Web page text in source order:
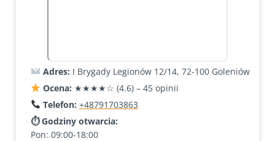
Adres: I Brygady Legionów 12/14, 72-100 Goleniów
Ocena: ★★★★☆ (4.6) – 45 opinii
Telefon: +48791703863
⏱ Godziny otwarcia:
Pon: 09:00-18:00